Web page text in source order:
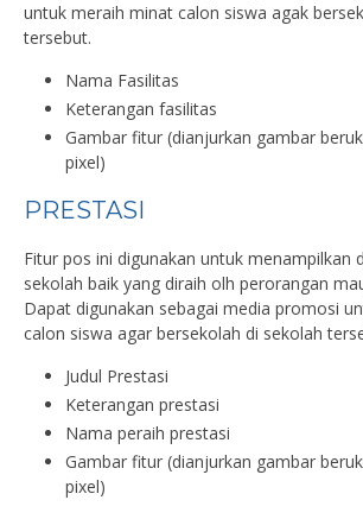
untuk meraih minat calon siswa agak
tersebut.
Nama Fasilitas
Keterangan fasilitas
Gambar fitur (dianjurkan gambar
pixel)
PRESTASI
Fitur pos ini digunakan untuk menampilkan
sekolah baik yang diraih olh perorangan
Dapat digunakan sebagai media promosi
calon siswa agar bersekolah di sekolah
Judul Prestasi
Keterangan prestasi
Nama peraih prestasi
Gambar fitur (dianjurkan gambar
pixel)